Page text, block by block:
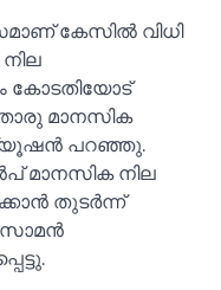
കേസിൽ വിധി
കോടതിയോട്
മാനസിക
പറഞ്ഞു.
മാനസിക നില
തുടർന്ന്